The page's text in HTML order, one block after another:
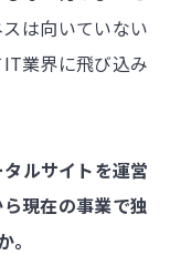
は向いていない
業界に飛び込み
ルサイトを運営
現在の事業で独